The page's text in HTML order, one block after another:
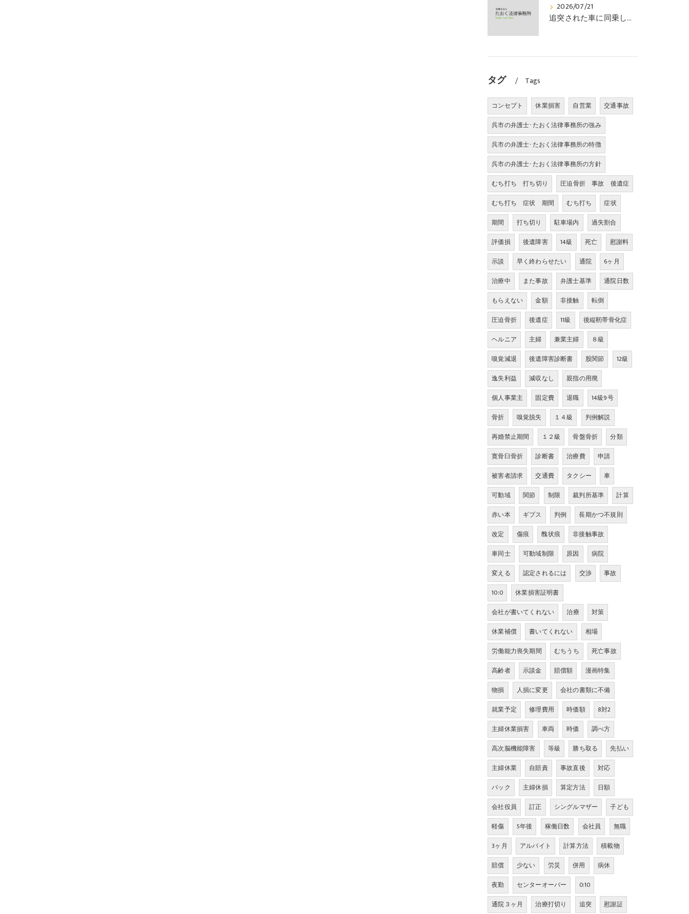
2026/07/21
追突された車に同乗していた幼児が、数週間の経過観察の後、裁判所の基準で人損の賠償金を獲得した事案｜たおく法律事務所
タグ Tags
コンセプト 休業損害 自営業
交通事故
呉市の弁護士･たおく法律事務所の強み
呉市の弁護士･たおく法律事務所の特徴
呉市の弁護士･たおく法律事務所の方針
むち打ち 打ち切り
圧迫骨折 事故 後遺症
むち打ち 症状 期間
むち打ち
症状
期間
打ち切り 駐車場内
過失割合
評価損
後遺障害 14級 死亡
慰謝料
示談
早く終わらせたい 通院
6ヶ月
治療中
また事故 弁護士基準
通院日数
もらえない
金額 非接触
転倒
圧迫骨折
後遺症 11級
後縦靭帯骨化症
ヘルニア
主婦 兼業主婦
８級
嗅覚減退
後遺障害診断書 股関節
12級
逸失利益
減収なし
親指の用廃
個人事業主
固定費 退職
14級9号
骨折
嗅覚脱失 １４級
判例解説
再婚禁止期間
１２級 骨盤骨折
分類
寛骨臼骨折
診断書 治療費
申請
被害者請求
交通費 タクシー
車
可動域
関節 制限 裁判所基準
計算
赤い本
ギプス 判例
長期かつ不規則
改定
傷痕 醜状痕
非接触事故
車同士
可動域制限 原因
病院
変える
認定されるには 交渉
事故
10:0
休業損害証明書
会社が書いてくれない
治療
対策
休業補償
書いてくれない
相場
労働能力喪失期間
むちうち
死亡事故
高齢者
示談金 賠償額
漫画特集
物損
人損に変更
会社の書類に不備
就業予定
修理費用 時価額
8対2
主婦休業損害
車両 時価
調べ方
高次脳機能障害
等級 勝ち取る
先払い
主婦休業
自賠責 事故直後
対応
バック
主婦休損 算定方法
日額
会社役員
訂正 シングルマザー
子ども
軽傷
5年後 稼働日数 会社員
無職
3ヶ月
アルバイト 計算方法
積載物
賠償
少ない 労災 併用
病休
夜勤
センターオーバー
0:10
通院３ヶ月
治療打切り 追突 慰謝証